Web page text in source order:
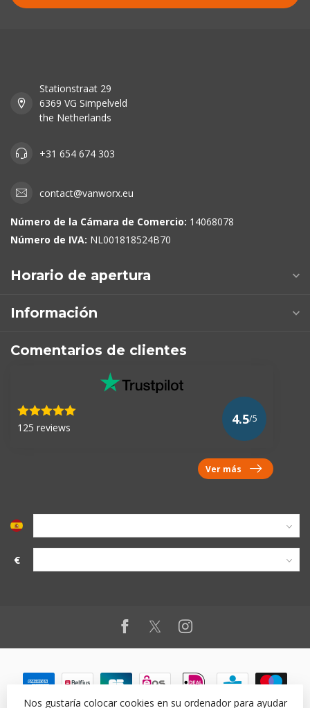
Stationstraat 29
6369 VG Simpelveld
the Netherlands
+31 654 674 303
contact@vanworx.eu
Número de la Cámara de Comercio: 14068078
Número de IVA: NL001818524B70
Horario de apertura
Información
Comentarios de clientes
125 reviews
4.5/5
Ver más
€
Nos gustaría colocar cookies en su ordenador para ayudar